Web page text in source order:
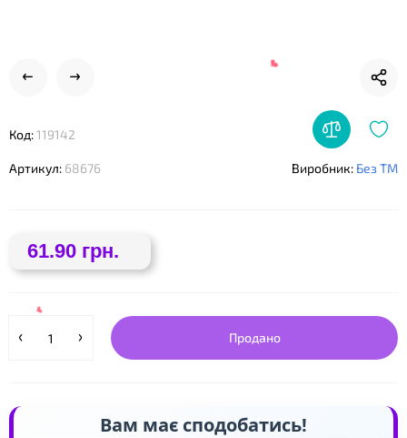
Код:119142
Артикул: 68676 Виробник: Без ТМ
61.90 грн.
Продано
Вам має сподобатись!